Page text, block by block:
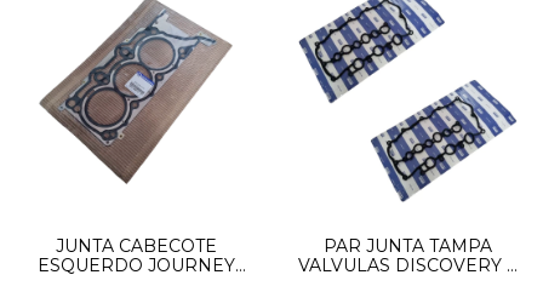
JUNTA CABECOTE
ESQUERDO JOURNEY
PAR JUNTA TAMPA
VALVULAS DISCOVERY 3